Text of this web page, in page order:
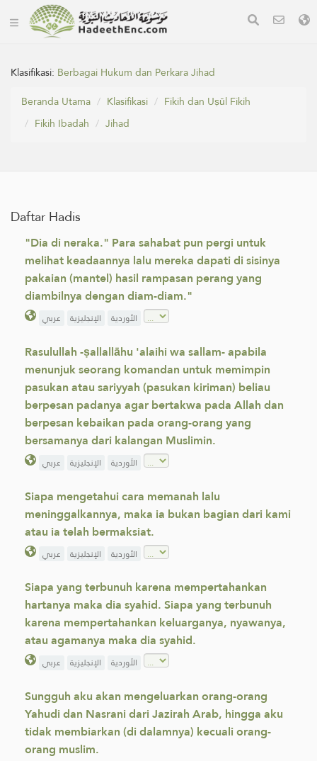
Klasifikasi: Berbagai Hukum dan Perkara Jihad
Beranda Utama
Klasifikasi
Fikih dan Uṣūl Fikih
Fikih Ibadah
Jihad
Daftar Hadis
"Dia di neraka." Para sahabat pun pergi untuk
melihat keadaannya lalu mereka dapati di sisinya
pakaian (mantel) hasil rampasan perang yang
diambilnya dengan diam-diam."
عربي الإنجليزية الأوردية
Rasulullah -ṣallallāhu 'alaihi wa sallam- apabila
menunjuk seorang komandan untuk memimpin
pasukan atau sariyyah (pasukan kiriman) beliau
berpesan padanya agar bertakwa pada Allah dan
berpesan kebaikan pada orang-orang yang
bersamanya dari kalangan Muslimin.
عربي الإنجليزية الأوردية
Siapa mengetahui cara memanah lalu
meninggalkannya, maka ia bukan bagian dari kami
atau ia telah bermaksiat.
عربي الإنجليزية الأوردية
Siapa yang terbunuh karena mempertahankan
hartanya maka dia syahid. Siapa yang terbunuh
karena mempertahankan keluarganya, nyawanya,
atau agamanya maka dia syahid.
عربي الإنجليزية الأوردية
Sungguh aku akan mengeluarkan orang-orang
Yahudi dan Nasrani dari Jazirah Arab, hingga aku
tidak membiarkan (di dalamnya) kecuali orang-
orang muslim.